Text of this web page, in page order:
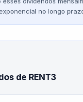
no longo
de RENT3